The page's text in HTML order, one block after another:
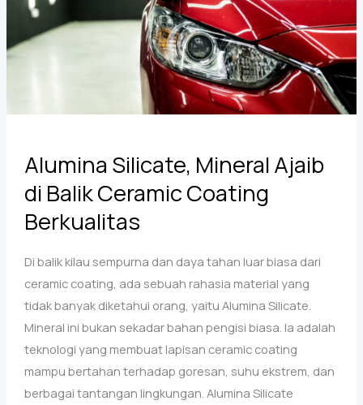
Alumina Silicate, Mineral Ajaib
di Balik Ceramic Coating
Berkualitas
Di balik kilau sempurna dan daya tahan luar biasa dari
ceramic coating, ada sebuah rahasia material yang
tidak banyak diketahui orang, yaitu Alumina Silicate.
Mineral ini bukan sekadar bahan pengisi biasa. Ia adalah
teknologi yang membuat lapisan ceramic coating
mampu bertahan terhadap goresan, suhu ekstrem, dan
berbagai tantangan lingkungan. Alumina Silicate